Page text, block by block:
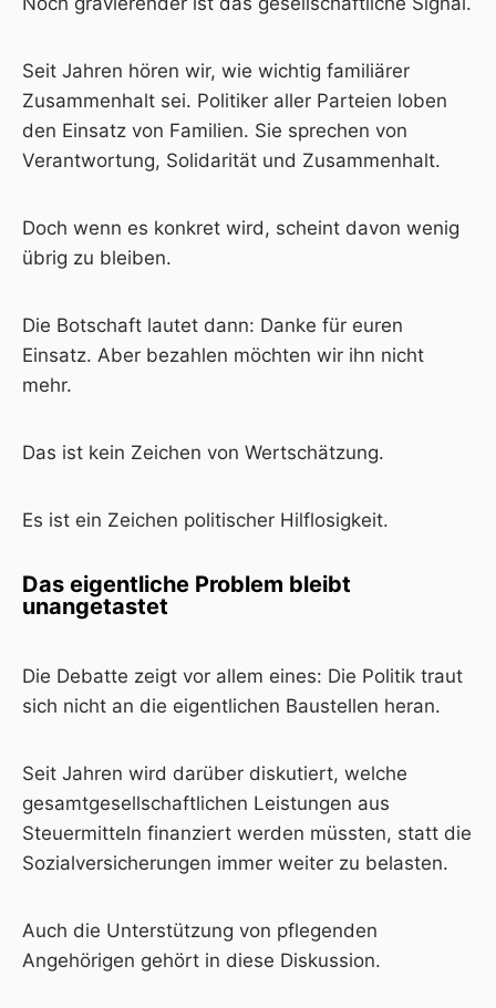
Seit Jahren hören wir, wie wichtig familiärer
Zusammenhalt sei. Politiker aller Parteien loben
den Einsatz von Familien. Sie sprechen von
Verantwortung, Solidarität und Zusammenhalt.
Doch wenn es konkret wird, scheint davon wenig
übrig zu bleiben.
Die Botschaft lautet dann: Danke für euren
Einsatz. Aber bezahlen möchten wir ihn nicht
mehr.
Das ist kein Zeichen von Wertschätzung.
Es ist ein Zeichen politischer Hilflosigkeit.
Das eigentliche Problem bleibt
unangetastet
Die Debatte zeigt vor allem eines: Die Politik traut
sich nicht an die eigentlichen Baustellen heran.
Seit Jahren wird darüber diskutiert, welche
gesamtgesellschaftlichen Leistungen aus
Steuermitteln finanziert werden müssten, statt die
Sozialversicherungen immer weiter zu belasten.
Auch die Unterstützung von pflegenden
Angehörigen gehört in diese Diskussion.